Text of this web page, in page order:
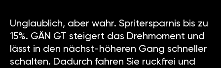
Unglaublich, aber wahr. Spritersparnis bis zu
15%. GÄN GT steigert das Drehmoment und
lässt in den nächst-höheren Gang schneller
schalten. Dadurch fahren Sie ruckfrei und